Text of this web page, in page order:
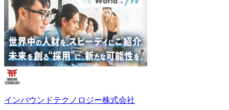
インバウンドテクノロジー株式会社